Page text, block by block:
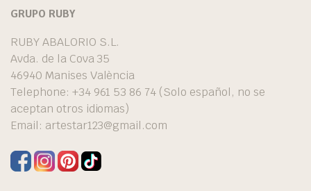
GRUPO RUBY
RUBY ABALORIO S.L.
Avda. de la Cova 35
46940 Manises València
Telephone: +34 961 53 86 74 (Solo español, no se
aceptan otros idiomas)
Email: artestar123@gmail.com